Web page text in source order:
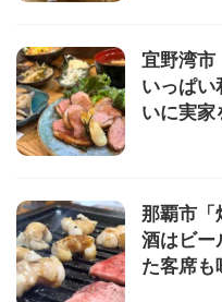
宜野湾市
いっぱい
いに実家
那覇市「
酒はビー
た客席も